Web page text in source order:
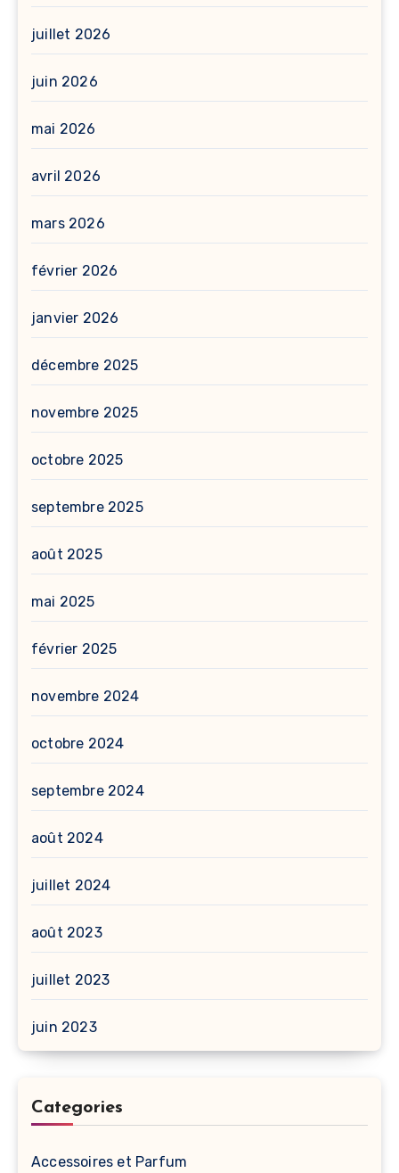
juillet 2026
juin 2026
mai 2026
avril 2026
mars 2026
février 2026
janvier 2026
décembre 2025
novembre 2025
octobre 2025
septembre 2025
août 2025
mai 2025
février 2025
novembre 2024
octobre 2024
septembre 2024
août 2024
juillet 2024
août 2023
juillet 2023
juin 2023
Categories
Accessoires et Parfum